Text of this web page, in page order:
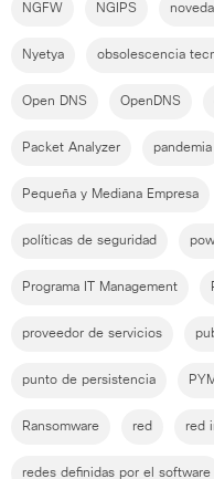
NGFW NGIPS
Nyetya obsolescencia
Open DNS OpenDNS
Packet Analyzer pandemia
Pequeña y Mediana Empresa
políticas de seguridad
Programa IT Management
proveedor de servicios
punto de persistencia
Ransomware red red
redes definidas por el software